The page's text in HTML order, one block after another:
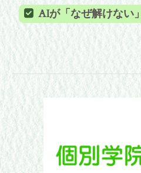
AIが「なぜ解けない」を解析する ～一人ひと